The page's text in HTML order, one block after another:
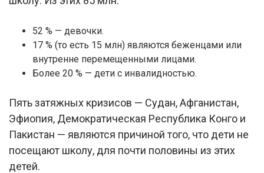
52 % — девочки.
17 % (то есть 15 млн) являются беженцами или
внутренне перемещенными лицами.
Более 20 % — дети с инвалидностью.
Пять затяжных кризисов — Судан, Афганистан,
Эфиопия, Демократическая Республика Конго и
Пакистан — являются причиной того, что дети не
посещают школу, для почти половины из этих
детей.